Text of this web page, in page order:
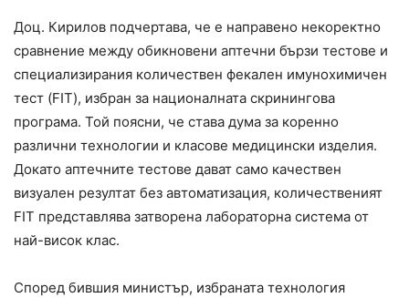
Доц. Кирилов подчертава, че е направено некоректно
сравнение между обикновени аптечни бързи тестове и
специализирания количествен фекален имунохимичен
тест (FIT), избран за националната скринингова
програма. Той поясни, че става дума за коренно
различни технологии и класове медицински изделия.
Докато аптечните тестове дават само качествен
визуален резултат без автоматизация, количественият
FIT представлява затворена лабораторна система от
най-висок клас.
Според бившия министър, избраната технология